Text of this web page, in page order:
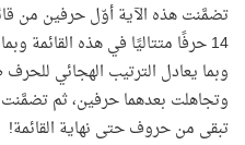
تضمَّنت هذه الآية أوّل حرفين من
14 حرفًا متتاليًا في هذه القائمة
وبما يعادل الترتيب الهجائي
وتجاهلت بعدهما حرفين، ثم
تبقى من حروف حتى نهاية القائمة!